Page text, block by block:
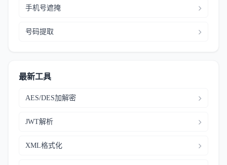
手机号遮掩
号码提取
最新工具
AES/DES加解密
JWT解析
XML格式化